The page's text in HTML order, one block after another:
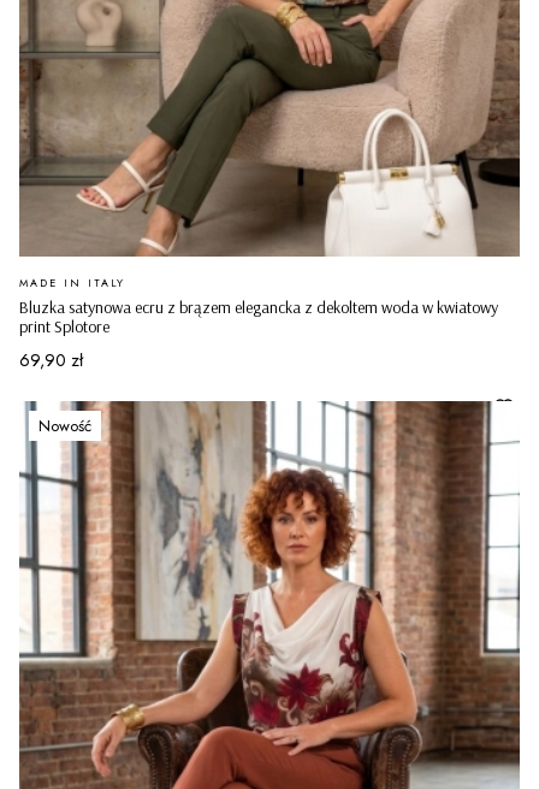
Bluzka satynowa ecru z brązem elegancka z dekoltem woda w kwiatowy
print Splotore
PRODUCENT
MADE IN ITALY
Cena
69,90 zł
Nowość